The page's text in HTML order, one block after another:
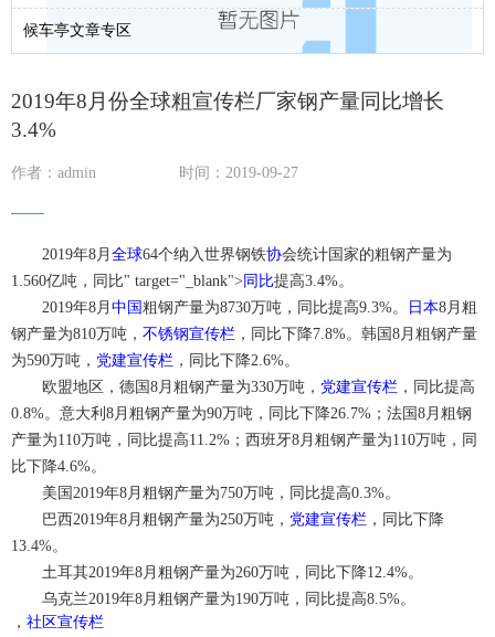
候车亭文章专区
2019年8月份全球粗宣传栏厂家钢产量同比增长
3.4%
作者：admin 时间：2019-09-27
2019年8月 全球64个纳入世界钢铁协会统计 国家的粗钢产量为
1.560亿吨， 同比" target="_blank"> 同比提高3.4%。
2019年8月 中国 粗钢产量为8730万吨，同比提高9.3%。 日本8月粗
钢产量为810万吨， 不锈钢宣传栏 ，同比下降7.8%。韩国8月粗钢产量
为590万吨， 党建宣传栏 ，同比下降2.6%。
欧盟地区，德国8月粗钢产量为330万吨， 党建宣传栏 ，同比提高
0.8%。意大利8月粗钢产量为90万吨，同比下降26.7%；法国8月粗钢
产量为110万吨，同比提高11.2%；西班牙8月粗钢产量为110万吨，同
比下降4.6%。
美国2019年8月粗钢产量为750万吨，同比提高0.3%。
巴西2019年8月粗钢产量为250万吨， 党建宣传栏 ，同比下降
13.4%。
土耳其2019年8月粗钢产量为260万吨，同比下降12.4%。
乌克兰2019年8月粗钢产量为190万吨，同比提高8.5%。
， 社区宣传栏